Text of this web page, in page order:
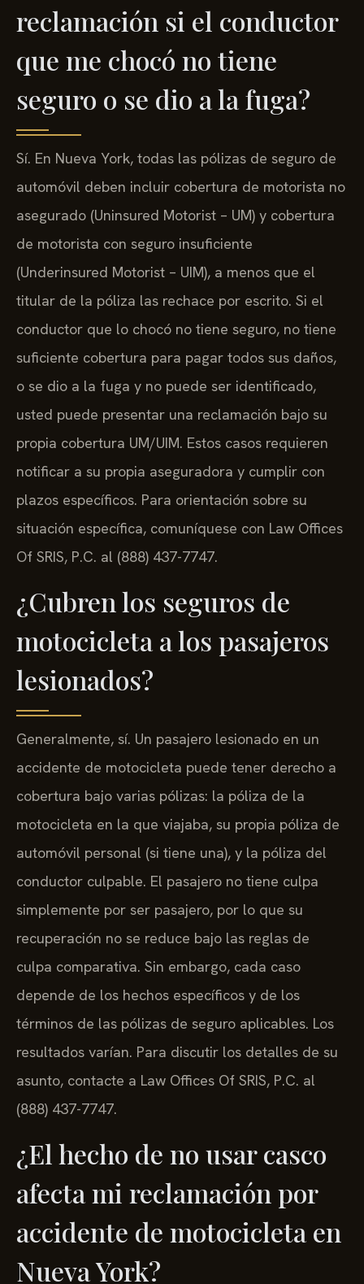
reclamación si el conductor
que me chocó no tiene
seguro o se dio a la fuga?
Sí. En Nueva York, todas las pólizas de seguro de
automóvil deben incluir cobertura de motorista no
asegurado (Uninsured Motorist – UM) y cobertura
de motorista con seguro insuficiente
(Underinsured Motorist – UIM), a menos que el
titular de la póliza las rechace por escrito. Si el
conductor que lo chocó no tiene seguro, no tiene
suficiente cobertura para pagar todos sus daños,
o se dio a la fuga y no puede ser identificado,
usted puede presentar una reclamación bajo su
propia cobertura UM/UIM. Estos casos requieren
notificar a su propia aseguradora y cumplir con
plazos específicos. Para orientación sobre su
situación específica, comuníquese con Law Offices
Of SRIS, P.C. al (888) 437-7747.
¿Cubren los seguros de
motocicleta a los pasajeros
lesionados?
Generalmente, sí. Un pasajero lesionado en un
accidente de motocicleta puede tener derecho a
cobertura bajo varias pólizas: la póliza de la
motocicleta en la que viajaba, su propia póliza de
automóvil personal (si tiene una), y la póliza del
conductor culpable. El pasajero no tiene culpa
simplemente por ser pasajero, por lo que su
recuperación no se reduce bajo las reglas de
culpa comparativa. Sin embargo, cada caso
depende de los hechos específicos y de los
términos de las pólizas de seguro aplicables. Los
resultados varían. Para discutir los detalles de su
asunto, contacte a Law Offices Of SRIS, P.C. al
(888) 437-7747.
¿El hecho de no usar casco
afecta mi reclamación por
accidente de motocicleta en
Nueva York?